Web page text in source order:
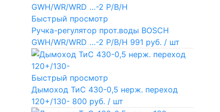
Быстрый просмотр
Ручка-регулятор прот.воды BOSCH
GWH/WR/WRD …-2 P/B/H 991 руб. / шт
Быстрый просмотр
Дымоход ТиС 430-0,5 нерж. переход
120+/130- 800 руб. / шт